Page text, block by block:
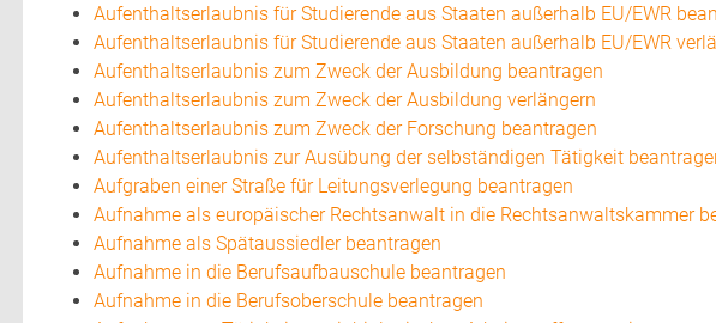
Aufenthaltserlaubnis für Studierende aus Staaten außerhalb EU/EWR
Aufenthaltserlaubnis für Studierende aus Staaten außerhalb EU/EWR
Aufenthaltserlaubnis zum Zweck der Ausbildung beantragen
Aufenthaltserlaubnis zum Zweck der Ausbildung verlängern
Aufenthaltserlaubnis zum Zweck der Forschung beantragen
Aufenthaltserlaubnis zur Ausübung der selbständigen Tätigkeit
Aufgraben einer Straße für Leitungsverlegung beantragen
Aufnahme als europäischer Rechtsanwalt in die Rechtsanwaltskammer
Aufnahme als Spätaussiedler beantragen
Aufnahme in die Berufsaufbauschule beantragen
Aufnahme in die Berufsoberschule beantragen